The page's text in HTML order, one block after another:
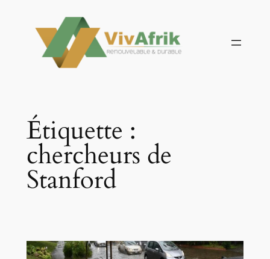
contenu
Étiquette :
chercheurs de
Stanford